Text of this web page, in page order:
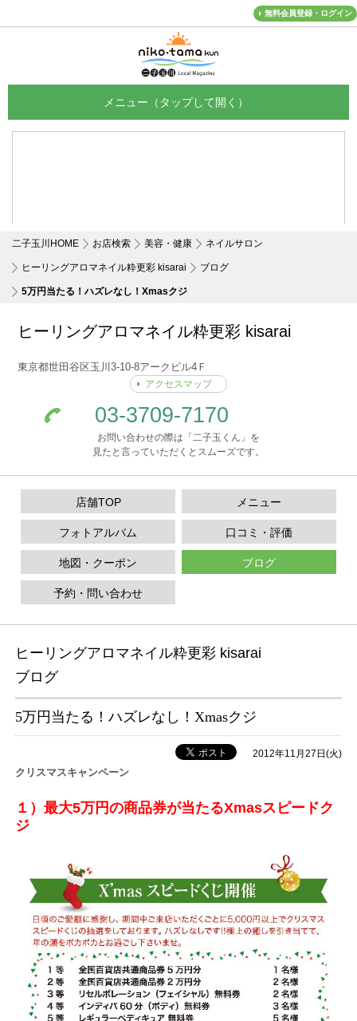
無料会員登録・ログイン
二子玉川HOME お店検索 美容・健康 ネイルサロン
ヒーリングアロマネイル粋更彩 kisarai ブログ
5万円当たる！ハズレなし！Xmasクジ
ヒーリングアロマネイル粋更彩 kisarai
東京都世田谷区玉川3-10-8アークビル4Ｆ
アクセスマップ
03-3709-7170
お問い合わせの際は「二子玉くん」を
見たと言っていただくとスムーズです。
店舗TOP メニュー
フォトアルバム 口コミ・評価
地図・クーポン ブログ
予約・問い合わせ
ヒーリングアロマネイル粋更彩 kisarai
ブログ
5万円当たる！ハズレなし！Xmasクジ
2012年11月27日(火)
クリスマスキャンペーン
１）最大5万円の商品券が当たるXmasスピードク
ジ
メニュー